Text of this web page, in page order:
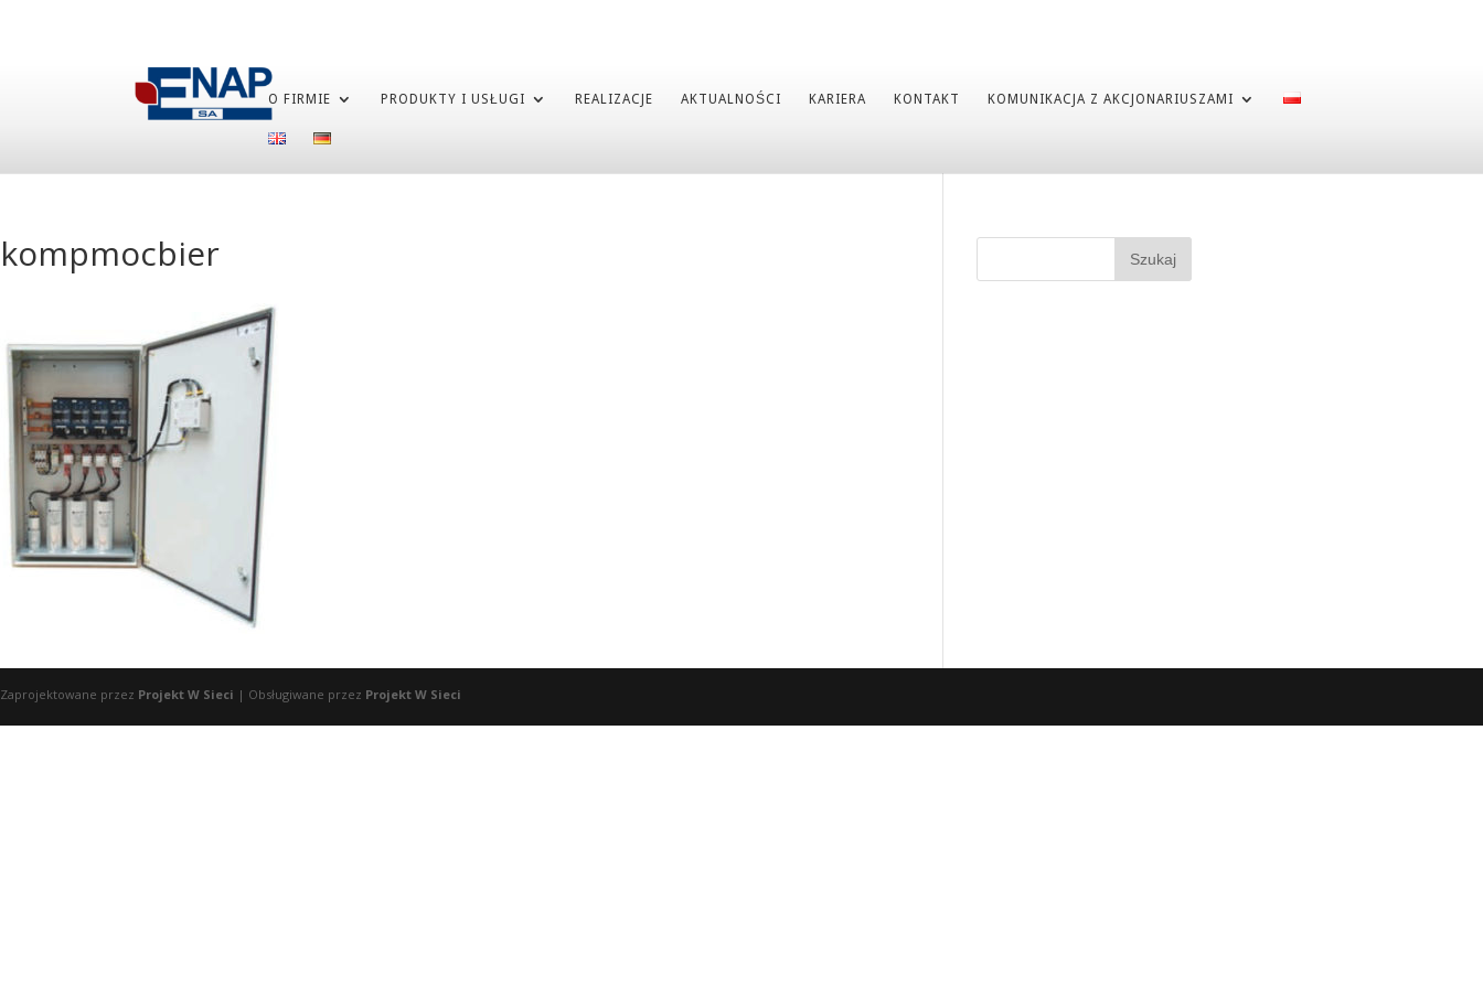
O FIRMIE PRODUKTY I USŁUGI REALIZACJE AKTUALNOŚCI KARIERA KONTAKT KOMUNIKACJA Z AKCJONARIUSZAMI
kompmocbier
Zaprojektowane przez Projekt W Sieci | Obsługiwane przez Projekt W Sieci